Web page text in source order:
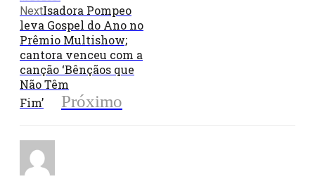
NextIsadora Pompeo
leva Gospel do Ano no
Prêmio Multishow;
cantora venceu com a
canção ‘Bênçãos que
Não Têm
Fim’
Próximo